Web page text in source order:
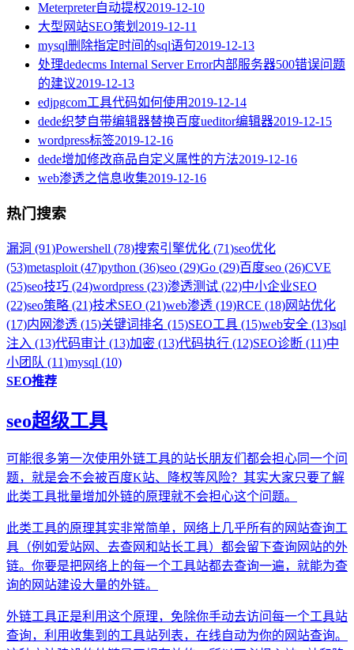
Meterpreter自动提权2019-12-10
大型网站SEO策划 2019-12-11
mysql删除指定时间的sql语句2019-12-13
处理dedecms Internal Server Error内部服务器500错误问题
的建议2019-12-13
edjpgcom工具代码如何使用 2019-12-14
dede织梦自带编辑器替换百度ueditor编辑器2019-12-15
wordpress标签2019-12-16
dede增加修改商品自定义属性的方法2019-12-16
web渗透之信息收集2019-12-16
热门搜索
漏洞 (91)Powershell (78)搜索引擎优化 (71)seo优化
(53)metasploit (47)python (36)seo (29)Go (29)百度seo (26)CVE
(25)seo技巧 (24)wordpress (23)渗透测试 (22)中小企业SEO
(22)seo策略 (21)技术SEO (21)web渗透 (19)RCE (18)网站优化
(17)内网渗透 (15)关键词排名 (15)SEO工具 (15)web安全 (13)sql
注入 (13)代码审计 (13)加密 (13)代码执行 (12)SEO诊断 (11)中
小团队 (11)mysql (10)
SEO推荐
seo超级工具
可能很多第一次使用外链工具的站长朋友们都会担心同一个问
题，就是会不会被百度K站、降权等风险？其实大家只要了解
此类工具批量增加外链的原理就不会担心这个问题。
此类工具的原理其实非常简单，网络上几乎所有的网站查询工
具（例如爱站网、去查网和站长工具）都会留下查询网站的外
链。你要是把网络上的每一个工具站都去查询一遍，就能为查
询的网站建设大量的外链。
外链工具正是利用这个原理，免除你手动去访问每一个工具站
查询，利用收集到的工具站列表，在线自动为你的网站查询。